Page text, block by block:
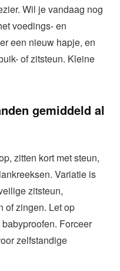
Wil je vandaag nog
voedings- en
een nieuw hapje, en
of zitsteun. Kleine
gemiddeld al
zitten kort met steun,
Variatie is
zitsteun,
of zingen. Let op
Forceer
zelfstandige